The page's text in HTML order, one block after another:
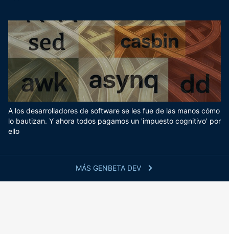
MÁS GENBETA DEV
A los desarrolladores de software se les fue de las manos cómo
lo bautizan. Y ahora todos pagamos un 'impuesto cognitivo' por
ello